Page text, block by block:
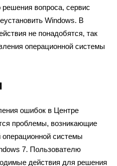
решения вопроса, сервис
Windows. В
не понадобятся, так
операционной системы
ошибок в Центре
проблемы, возникающие
операционной системы
7. Пользователю
действия для решения